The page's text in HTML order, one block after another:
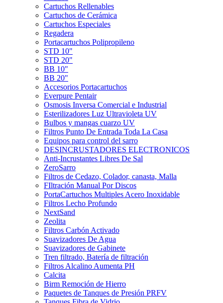
Cartuchos Rellenables
Cartuchos de Cerámica
Cartuchos Especiales
Regadera
Portacartuchos Polipropileno
STD 10"
STD 20"
BB 10"
BB 20"
Accesorios Portacartuchos
Everpure Pentair
Osmosis Inversa Comercial e Industrial
Esterilizadores Luz Ultravioleta UV
Bulbos y mangas cuarzo UV
Filtros Punto De Entrada Toda La Casa
Equipos para control del sarro
DESINCRUSTADORES ELECTRONICOS
Anti-Incrustantes Libres De Sal
ZeroSarro
Filtros de Cedazo, Colador, canasta, Malla
FIltración Manual Por Discos
PortaCartuchos Multiples Acero Inoxidable
Filtros Lecho Profundo
NextSand
Zeolita
Filtros Carbón Activado
Suavizadores De Agua
Suavizadores de Gabinete
Tren filtrado, Batería de filtración
Filtros Alcalino Aumenta PH
Calcita
Birm Remoción de Hierro
Paquetes de Tanques de Presión PRFV